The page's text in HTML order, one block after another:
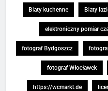
Blaty kuchenne Blaty
elektroniczny pomiar
fotograf Bydgoszcz
fotograf Włocławek
https://wcmarkt.de